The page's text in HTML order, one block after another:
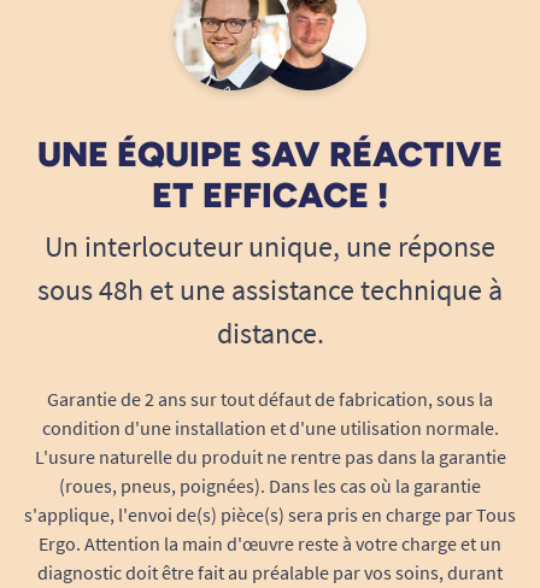
UNE ÉQUIPE SAV RÉACTIVE
ET EFFICACE !
Un interlocuteur unique, une réponse
sous 48h et une assistance technique à
distance.
Garantie de 2 ans sur tout défaut de fabrication, sous la
condition d'une installation et d'une utilisation normale.
L'usure naturelle du produit ne rentre pas dans la garantie
(roues, pneus, poignées). Dans les cas où la garantie
s'applique, l'envoi de(s) pièce(s) sera pris en charge par Tous
Ergo. Attention la main d'œuvre reste à votre charge et un
diagnostic doit être fait au préalable par vos soins, durant